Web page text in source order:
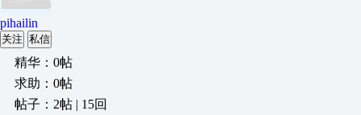
pihailin
关注 私信
精华：0帖
求助：0帖
帖子：2帖 | 15回